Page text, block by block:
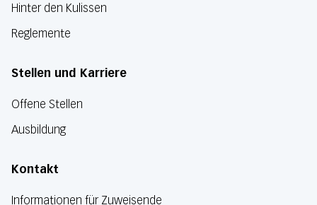
Hinter den Kulissen
Reglemente
Stellen und Karriere
Offene Stellen
Ausbildung
Kontakt
Informationen für Zuweisende